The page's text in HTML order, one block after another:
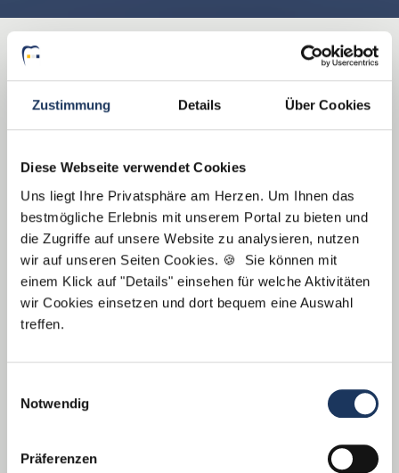
Zustimmung Details Über Cookies
Diese Webseite verwendet Cookies
Uns liegt Ihre Privatsphäre am Herzen. Um Ihnen das
bestmögliche Erlebnis mit unserem Portal zu bieten und
die Zugriffe auf unsere Website zu analysieren, nutzen
wir auf unseren Seiten Cookies. 🍪 Sie können mit
einem Klick auf "Details" einsehen für welche Aktivitäten
wir Cookies einsetzen und dort bequem eine Auswahl
treffen.
Notwendig
Präferenzen
Aktuelle Stellenangebote unserer Praxen
Zahnarzt